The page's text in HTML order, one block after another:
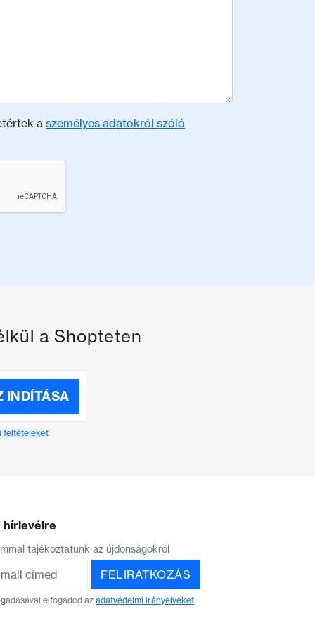
a személyes adatokról szóló
a Shopteten
INDÍTÁSA
feltételeket
hírlevélre
tájékoztatunk az újdonságokról
FELIRATKOZÁS
elfogadod azadatvédelmi irányelveket